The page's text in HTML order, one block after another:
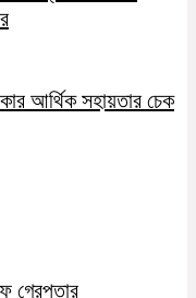
আর্থিক সহায়তার চেক
গ্রেপ্তার